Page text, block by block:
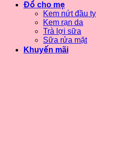
Đồ cho mẹ
Kem nứt đầu ty
Kem rạn da
Trà lợi sữa
Sữa rửa mặt
Khuyến mãi